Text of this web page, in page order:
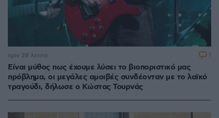
Είναι μύθος πως έχουμε λύσει το βιοποριστικό μας
πρόβλημα, οι μεγάλες αμοιβές συνδέονταν με το λαϊκό
τραγούδι, δήλωσε ο Κώστας Τουρνάς
πριν 28 λεπτά 1